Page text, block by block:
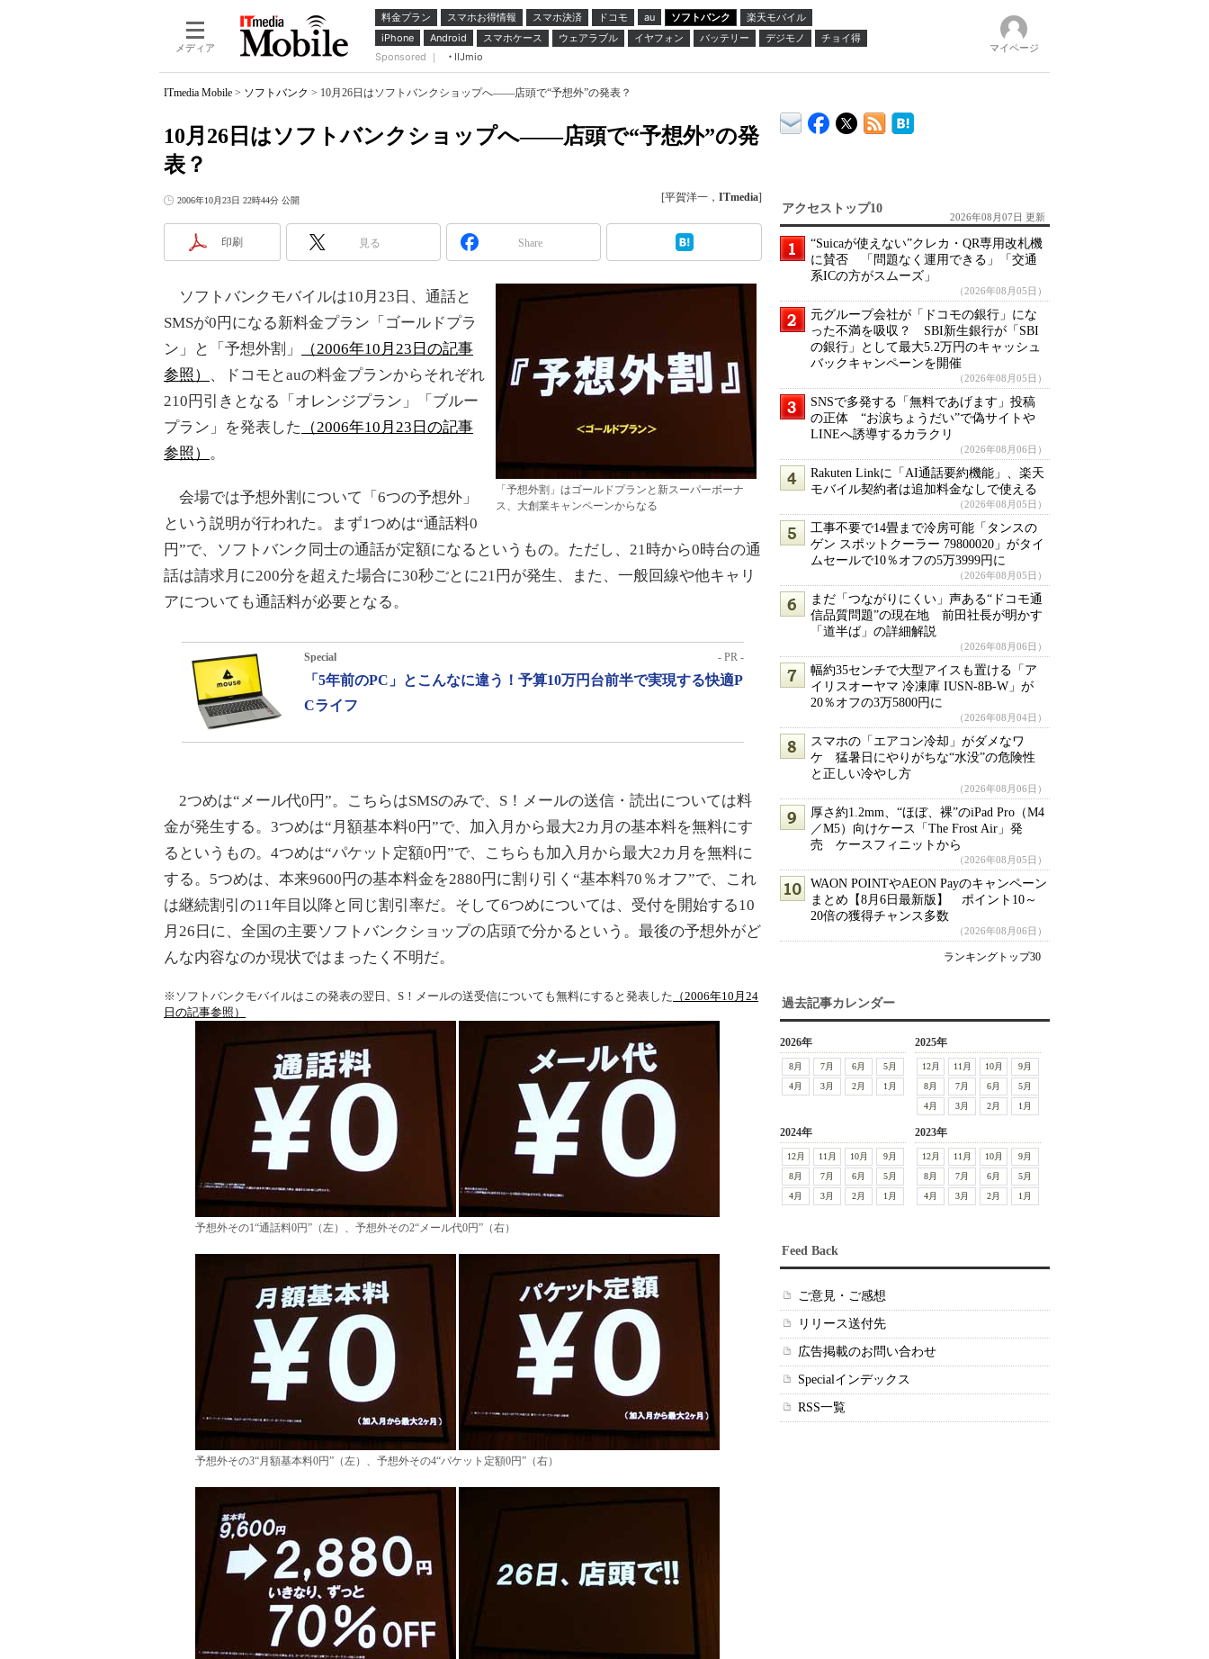
メディア
料金プラン スマホお得情報 スマホ決済 ドコモ au ソフトバンク
楽天モバイル
iPhone
Android スマホケース ウェアラブル イヤフォン バッテリー デジモノ
チョイ得
Sponsored ｜
IIJmio
マイページ
ITmedia Mobile > ソフトバンク > 10月26日はソフトバンクショップへ――店頭で“予想外”の発表？
10月26日はソフトバンクショップへ――店頭で“予想外”の発
表？
2006年10月23日 22時44分 公開 [平賀洋一， ITmedia]
印刷 見る Share
「予想外割」はゴールドプランと新スーパーボーナ
ス、大創業キャンペーンからなる
ソフトバンクモバイルは10月23日、通話と
SMSが0円になる新料金プラン「ゴールドプラ
ン」と「予想外割」
（2006年10月23日の記事
参照）
、ドコモとauの料金プランからそれぞれ
210円引きとなる「オレンジプラン」「ブルー
プラン」を発表した
（2006年10月23日の記事
参照） 。
会場では予想外割について「6つの予想外」
という説明が行われた。まず1つめは“通話料0
円”で、ソフトバンク同士の通話が定額になるというもの。ただし、21時から0時台の通
話は請求月に200分を超えた場合に30秒ごとに21円が発生、また、一般回線や他キャリ
アについても通話料が必要となる。
Special - PR -
「5年前のPC」とこんなに違う！予算10万円台前半で実現する快適P
Cライフ
2つめは“メール代0円”。こちらはSMSのみで、S！メールの送信・読出については料
金が発生する。3つめは“月額基本料0円”で、加入月から最大2カ月の基本料を無料にす
るというもの。4つめは“パケット定額0円”で、こちらも加入月から最大2カ月を無料に
する。5つめは、本来9600円の基本料金を2880円に割り引く“基本料70％オフ”で、これ
は継続割引の11年目以降と同じ割引率だ。そして6つめについては、受付を開始する10
月26日に、全国の主要ソフトバンクショップの店頭で分かるという。最後の予想外がど
んな内容なのか現状ではまったく不明だ。
※ソフトバンクモバイルはこの発表の翌日、S！メールの送受信についても無料にすると発表した （2006年10月24
日の記事参照）
予想外その1“通話料0円”（左）、予想外その2“メール代0円”（右）
予想外その3“月額基本料0円”（左）、予想外その4“パケット定額0円”（右）
アクセストップ10
2026年08月07日 更新
“Suicaが使えない”クレカ・QR専用改札機
に賛否 「問題なく運用できる」「交通
系ICの方がスムーズ」
（2026年08月05日）
元グループ会社が「ドコモの銀行」にな
った不満を吸収？ SBI新生銀行が「SBI
の銀行」として最大5.2万円のキャッシュ
バックキャンペーンを開催
（2026年08月05日）
SNSで多発する「無料であげます」投稿
の正体 “お涙ちょうだい”で偽サイトや
LINEへ誘導するカラクリ
（2026年08月06日）
Rakuten Linkに「AI通話要約機能」、楽天
モバイル契約者は追加料金なしで使える
（2026年08月05日）
工事不要で14畳まで冷房可能「タンスの
ゲン スポットクーラー 79800020」がタイ
ムセールで10％オフの5万3999円に
（2026年08月05日）
まだ「つながりにくい」声ある“ドコモ通
信品質問題”の現在地 前田社長が明かす
「道半ば」の詳細解説
（2026年08月06日）
幅約35センチで大型アイスも置ける「ア
イリスオーヤマ 冷凍庫 IUSN-8B-W」が
20％オフの3万5800円に
（2026年08月04日）
スマホの「エアコン冷却」がダメなワ
ケ 猛暑日にやりがちな“水没”の危険性
と正しい冷やし方
（2026年08月06日）
厚さ約1.2mm、“ほぼ、裸”のiPad Pro（M4
／M5）向けケース「The Frost Air」発
売 ケースフィニットから
（2026年08月05日）
WAON POINTやAEON Payのキャンペーン
まとめ【8月6日最新版】 ポイント10～
20倍の獲得チャンス多数
（2026年08月06日）
ランキングトップ30
過去記事カレンダー
2026年
8月 7月 6月
5月
4月
3月 2月 1月
2025年
12月 11月 10月
9月
8月
7月 6月
5月
4月
3月 2月 1月
2024年
12月 11月 10月
9月
8月
7月 6月
5月
4月
3月 2月 1月
2023年
12月 11月 10月
9月
8月
7月 6月
5月
4月
3月 2月 1月
Feed Back
ご意見・ご感想
リリース送付先
広告掲載のお問い合わせ
Specialインデックス
RSS一覧